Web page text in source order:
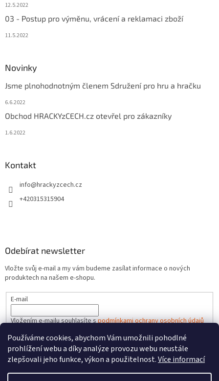
Používáme cookies, abychom Vám umožnili pohodlné
prohlížení webu a díky analýze provozu webu neustále
zlepšovali jeho funkce, výkon a použitelnost.Více informací
12.5.2022
03 - Postup pro výměnu, vrácení a reklamaci zboží
11.5.2022
Novinky
Jsme plnohodnotným členem Sdružení pro hru a hračku
6.6.2022
Obchod HRACKYzCECH.cz otevřel pro zákazníky
1.6.2022
Kontakt
info@hrackyzcech.cz
+420315315904
Odebírat newsletter
Vložte svůj e-mail a my vám budeme zasílat informace o nových
produktech na našem e-shopu.
E-mail
Vložením e-mailu souhlasíte spodmínkami ochrany osobních údajů
PŘIHLÁSIT SE